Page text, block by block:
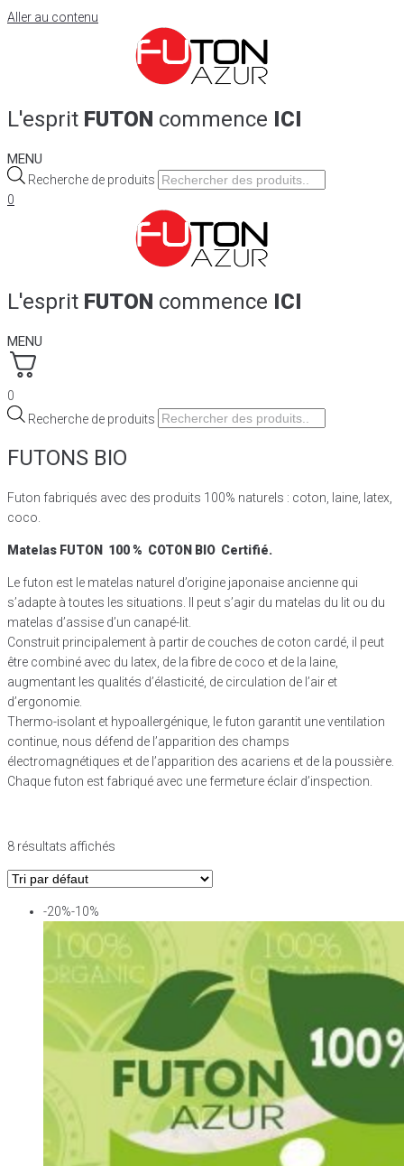
Aller au contenu
L'esprit FUTON commence ICI
MENU
Recherche de produits
0
L'esprit FUTON commence ICI
MENU
0
Recherche de produits
FUTONS BIO
Futon fabriqués avec des produits 100% naturels : coton, laine, latex,
coco.
Matelas FUTON 100 % COTON BIO Certifié.
Le futon est le matelas naturel d’origine japonaise ancienne qui
s’adapte à toutes les situations. Il peut s’agir du matelas du lit ou du
matelas d’assise d’un canapé-lit.
Construit principalement à partir de couches de coton cardé, il peut
être combiné avec du latex, de la fibre de coco et de la laine,
augmentant les qualités d’élasticité, de circulation de l’air et
d’ergonomie.
Thermo-isolant et hypoallergénique, le futon garantit une ventilation
continue, nous défend de l’apparition des champs
électromagnétiques et de l’apparition des acariens et de la poussière.
Chaque futon est fabriqué avec une fermeture éclair d’inspection.
8 résultats affichés
-20%-10%